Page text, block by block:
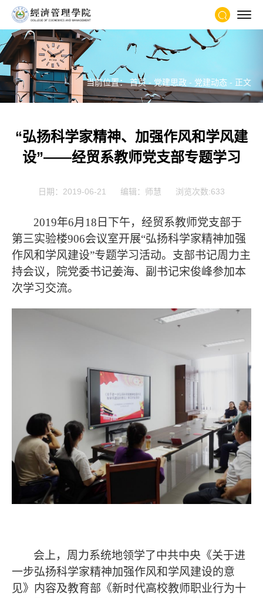
当前位置：首页- 党建思政 - 党建动态 - 正文
“弘扬科学家精神、加强作风和学风建
设”——经贸系教师党支部专题学习
日期：2019-06-21 编辑：师慧 浏览次数:633
2019年6月18日下午，经贸系教师党支部于
第三实验楼906会议室开展“弘扬科学家精神加强
作风和学风建设”专题学习活动。支部书记周力主
持会议，院党委书记姜海、副书记宋俊峰参加本
次学习交流。
会上，周力系统地领学了中共中央《关于进
一步弘扬科学家精神加强作风和学风建设的意
见》内容及教育部《新时代高校教师职业行为十